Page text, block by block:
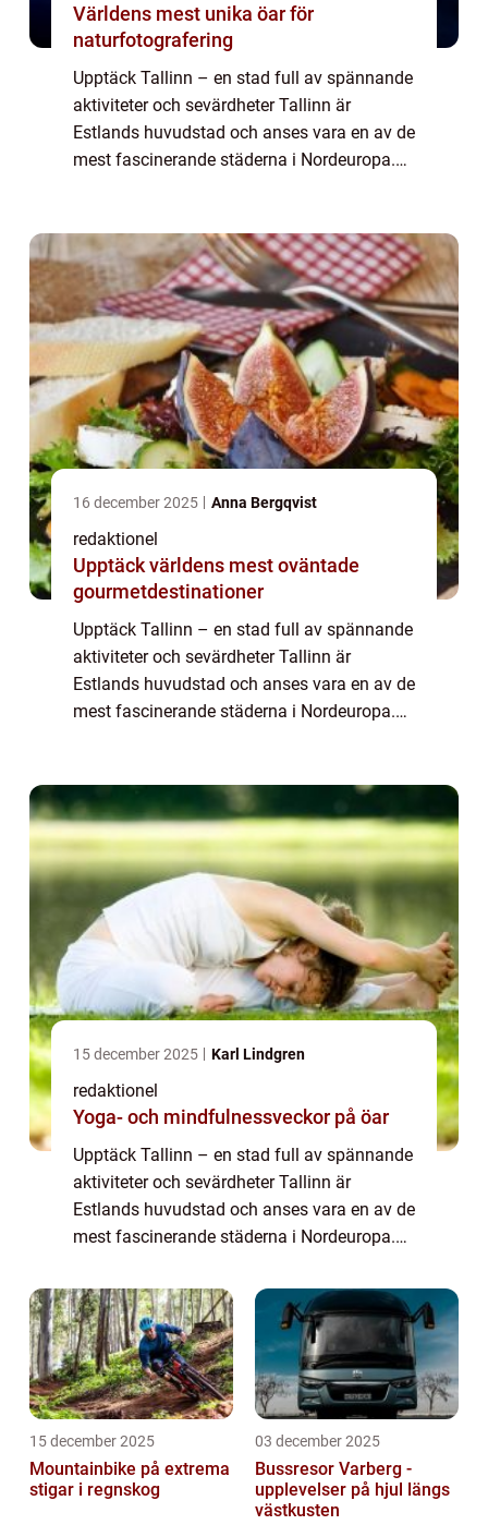
Världens mest unika öar för
naturfotografering
Upptäck Tallinn – en stad full av spännande
aktiviteter och sevärdheter Tallinn är
Estlands huvudstad och anses vara en av de
mest fascinerande städerna i Nordeuropa.
16 december 2025 Anna Bergqvist
redaktionel
Upptäck världens mest oväntade
gourmetdestinationer
Upptäck Tallinn – en stad full av spännande
aktiviteter och sevärdheter Tallinn är
Estlands huvudstad och anses vara en av de
mest fascinerande städerna i Nordeuropa.
15 december 2025 Karl Lindgren
redaktionel
Yoga- och mindfulnessveckor på öar
Upptäck Tallinn – en stad full av spännande
aktiviteter och sevärdheter Tallinn är
Estlands huvudstad och anses vara en av de
mest fascinerande städerna i Nordeuropa.
modernitet och charm erbjuder stad...
15 december 2025
Mountainbike på extrema
stigar i regnskog
03 december 2025
Bussresor Varberg -
upplevelser på hjul längs
västkusten